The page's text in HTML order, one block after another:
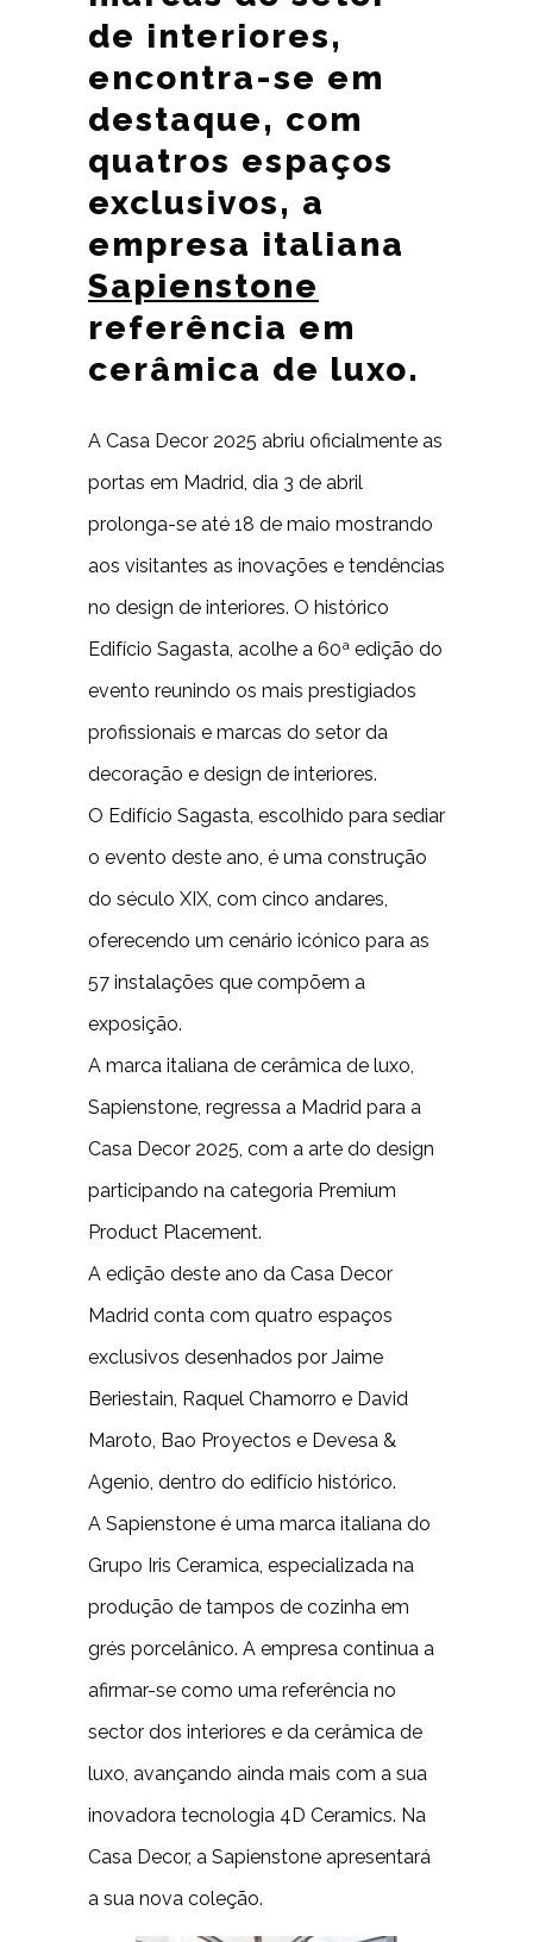
de interiores,
encontra-se em
destaque, com
quatros espaços
exclusivos, a
empresa italiana
Sapienstone
referência em
cerâmica de luxo.
A Casa Decor 2025 abriu oficialmente as
portas em Madrid, dia 3 de abril
prolonga-se até 18 de maio mostrando
aos visitantes as inovações e tendências
no design de interiores. O histórico
Edifício Sagasta, acolhe a 60ª edição do
evento reunindo os mais prestigiados
profissionais e marcas do setor da
decoração e design de interiores.
O Edifício Sagasta, escolhido para sediar
o evento deste ano, é uma construção
do século XIX, com cinco andares,
oferecendo um cenário icónico para as
57 instalações que compõem a
exposição.
A marca italiana de cerâmica de luxo,
Sapienstone, regressa a Madrid para a
Casa Decor 2025, com a arte do design
participando na categoria Premium
Product Placement.
A edição deste ano da Casa Decor
Madrid conta com quatro espaços
exclusivos desenhados por Jaime
Beriestain, Raquel Chamorro e David
Maroto, Bao Proyectos e Devesa &
Agenio, dentro do edifício histórico.
A Sapienstone é uma marca italiana do
Grupo Iris Ceramica, especializada na
produção de tampos de cozinha em
grés porcelânico. A empresa continua a
afirmar-se como uma referência no
sector dos interiores e da cerâmica de
luxo, avançando ainda mais com a sua
inovadora tecnologia 4D Ceramics. Na
Casa Decor, a Sapienstone apresentará
a sua nova coleção.